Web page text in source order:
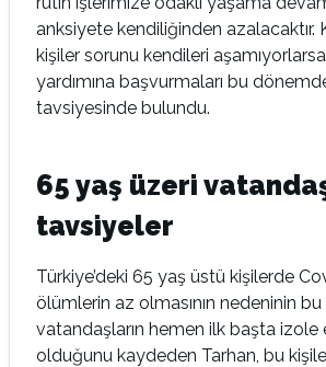
anksiyete kendiliğinden azalacaktır.
kişiler sorunu kendileri
yardımına başvurmaları bu
tavsiyesinde bulundu.
65 yaş üzeri
tavsiyeler
Türkiye’deki 65 yaş üstü kişilerde
ölümlerin az olmasının nedeninin
vatandaşların hemen ilk başta izole
olduğunu kaydeden Tarhan, bu